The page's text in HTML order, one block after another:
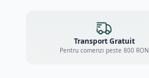
Transport Gratuit
Pentru comenzi peste 800 RON